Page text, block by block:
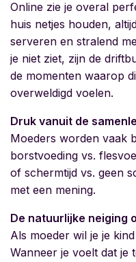
Online zie je overal
huis netjes houden,
serveren en stralend
je niet ziet, zijn de
de momenten waarop
overweldigd voelen.
Druk vanuit de
Moeders worden vaak
borstvoeding vs.
of schermtijd vs. geen
met een mening.
De natuurlijke neiging
Als moeder wil je je
Wanneer je voelt dat je